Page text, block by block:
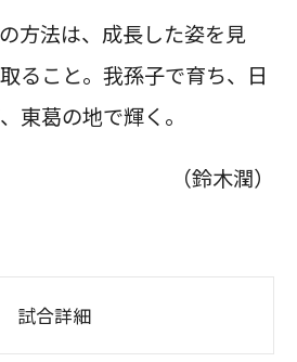
方法は、成長した姿を見
ること。我孫子で育ち、日
東葛の地で輝く。
（鈴木潤）
試合詳細